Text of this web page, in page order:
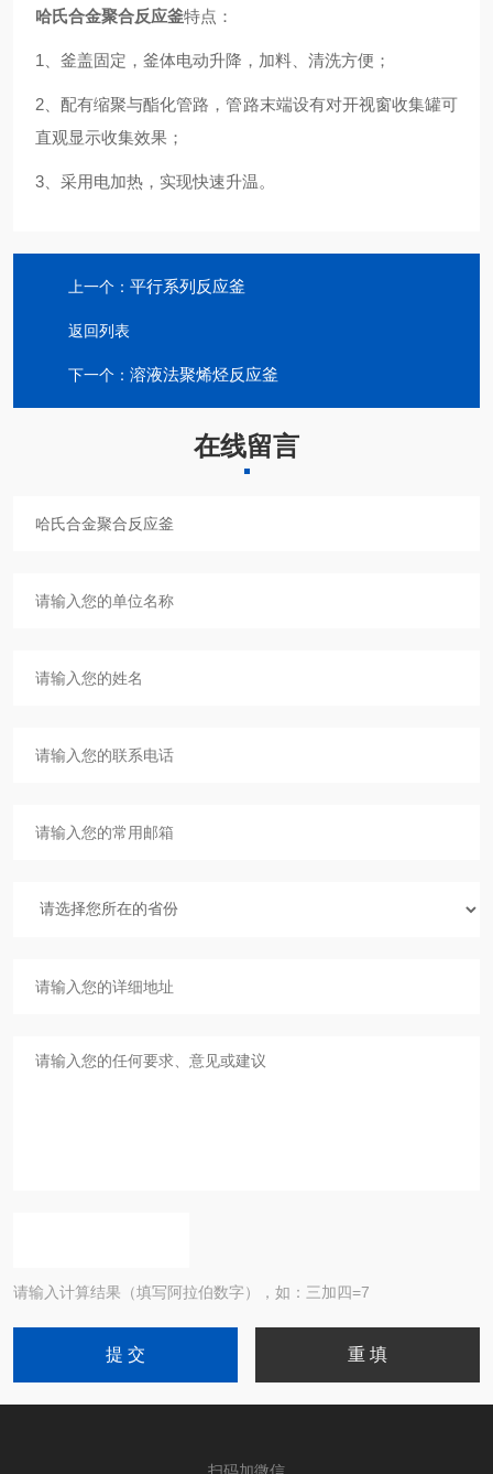
哈氏合金聚合反应釜特点：
1、釜盖固定，釜体电动升降，加料、清洗方便；
2、配有缩聚与酯化管路，管路末端设有对开视窗收集罐可
直观显示收集效果；
3、采用电加热，实现快速升温。
上一个： 平行系列反应釜
返回列表
下一个： 溶液法聚烯烃反应釜
在线留言
请输入计算结果（填写阿拉伯数字），如：三加四=7